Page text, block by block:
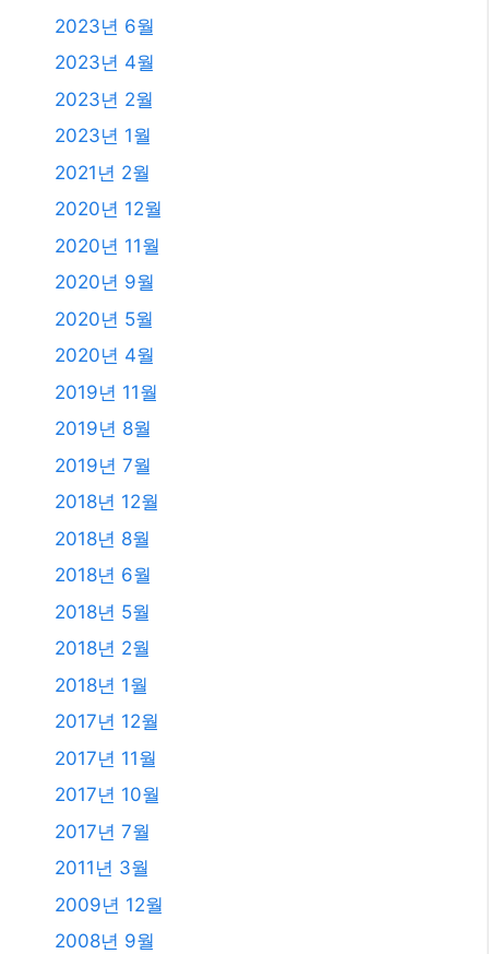
2023년 6월
2023년 4월
2023년 2월
2023년 1월
2021년 2월
2020년 12월
2020년 11월
2020년 9월
2020년 5월
2020년 4월
2019년 11월
2019년 8월
2019년 7월
2018년 12월
2018년 8월
2018년 6월
2018년 5월
2018년 2월
2018년 1월
2017년 12월
2017년 11월
2017년 10월
2017년 7월
2011년 3월
2009년 12월
2008년 9월